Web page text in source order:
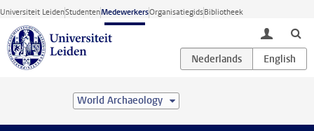
Ga direct naar de inhoud
Universiteit LeidenStudentenMedewerkersOrganisatiegidsBibliotheek
toggle
World Archaeology